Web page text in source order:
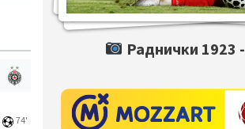
74'
Раднички 1923 -